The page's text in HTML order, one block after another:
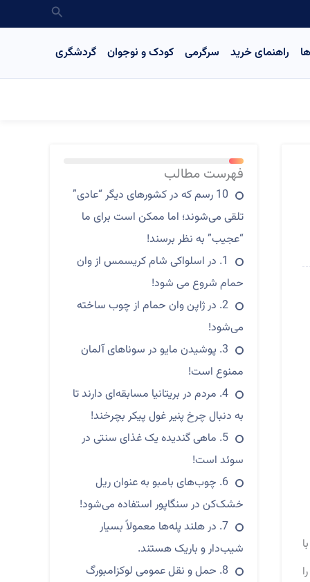
جستجو
راهنمای خرید سرگرمی کودک و نوجوان گردشگری
18%
فهرست مطالب
10 رسم که در کشورهای دیگر “عادی”
تلقی می‌شوند؛ اما ممکن است برای ما
“عجیب” به نظر برسند!
1. در اسلواکی شام کریسمس از وان
حمام شروع می شود!
2. در ژاپن وان حمام از چوب ساخته
می‌شود!
3. پوشیدن مایو در سوناهای آلمان
ممنوع است!
4. مردم در بریتانیا مسابقه‌ای دارند تا
به دنبال چرخ پنیر غول پیکر بچرخند!
5. ماهی گندیده یک غذای سنتی در
سوئد است!
6. چوب‌های بامبو به عنوان ریل
خشک‌کن در سنگاپور استفاده می‌شود!
7. در هلند پله‌ها معمولاً بسیار
شیب‌دار و باریک هستند.
8. حمل و نقل عمومی لوکزامبورگ